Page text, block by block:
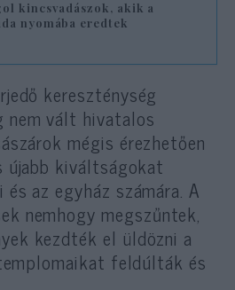
kincsvadászok, akik a
nyomába eredtek
kereszténység
nem vált hivatalos
mégis érezhetően
újabb kiváltságokat
az egyház számára. A
nemhogy megszűntek,
kezdték el üldözni a
feldúlták és